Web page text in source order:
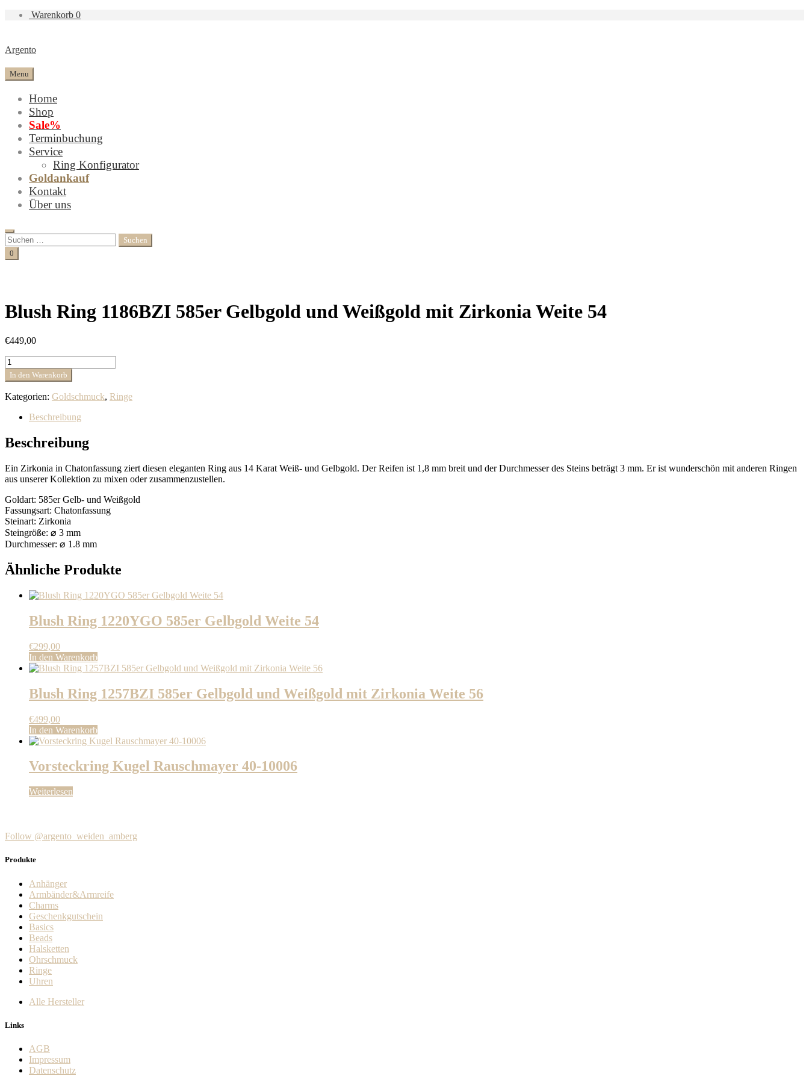
Warenkorb 0
Argento
Menu
Home
Shop
Sale%
Terminbuchung
Service
Ring Konfigurator
Goldankauf
Kontakt
Über uns
Search
Suchen
nach:
Cart
0
Blush Ring 1186BZI 585er Gelbgold und Weißgold mit Zirkonia Weite 54
€449,00
Blush
Ring
1186BZI
585er
Gelbgold
mit
Zirkonia
54
Menge
In den Warenkorb
Kategorien: Goldschmuck, Ringe
Beschreibung
Beschreibung
Ein Zirkonia in Chatonfassung ziert diesen eleganten Ring aus 14 Karat Weiß- und Gelbgold. Der Reifen ist 1,8 mm breit und der Durchmesser des Steins beträgt 3 mm. Er ist wunderschön mit anderen Ringen
aus unserer Kollektion zu mixen oder zusammenzustellen.
Goldart: 585er Gelb- und Weißgold
Fassungsart: Chatonfassung
Steinart: Zirkonia
Steingröße: ⌀ 3 mm
Durchmesser: ⌀ 1.8 mm
Ähnliche Produkte
Blush Ring 1220YGO 585er Gelbgold Weite 54
€299,00
In den Warenkorb
Blush Ring 1257BZI 585er Gelbgold und Weißgold mit Zirkonia Weite 56
€499,00
In den Warenkorb
Vorsteckring Kugel Rauschmayer 40-10006
Weiterlesen
Follow @argento_weiden_amberg
Produkte
Anhänger
Armbänder&Armreife
Charms
Geschenkgutschein
Basics
Beads
Halsketten
Ohrschmuck
Ringe
Uhren
Alle Hersteller
Links
AGB
Impressum
Datenschutz